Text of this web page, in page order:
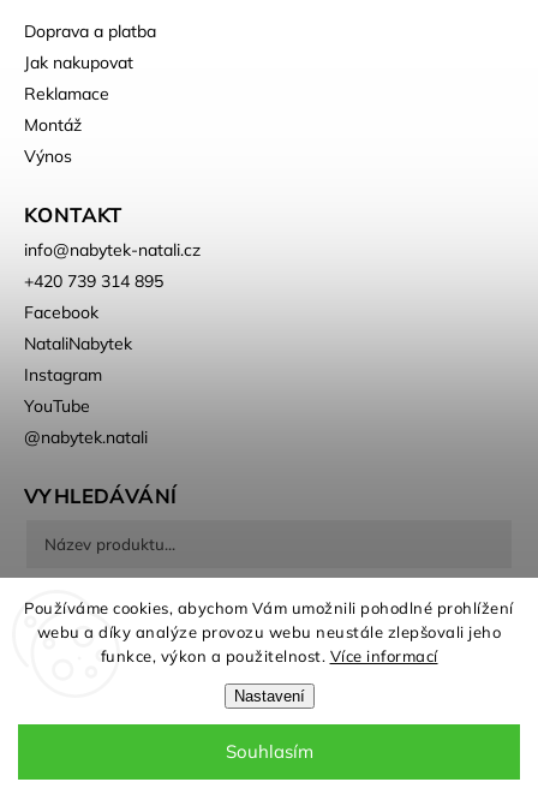
Používáme cookies, abychom Vám umožnili pohodlné prohlížení
webu a díky analýze provozu webu neustále zlepšovali jeho
funkce, výkon a použitelnost. Více informací
Nastavení
Souhlasím
Doprava a platba
Jak nakupovat
Reklamace
Montáž
Výnos
KONTAKT
info@nabytek-natali.cz
+420 739 314 895
Facebook
NataliNabytek
Instagram
YouTube
@nabytek.natali
VYHLEDÁVÁNÍ
Hledat